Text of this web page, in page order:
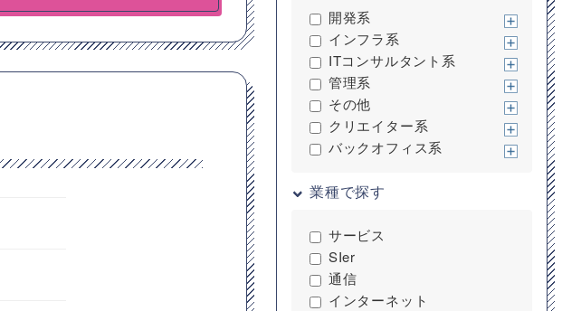
開発系
インフラ系
ITコンサルタント系
管理系
その他
クリエイター系
バックオフィス系
業種で探す
サービス
SIer
通信
インターネット